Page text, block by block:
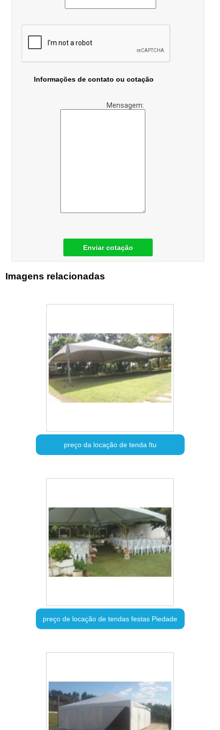
Informações de contato ou cotação
Mensagem:
Enviar cotação
Imagens relacionadas
preço da locação de tenda Itu
preço de locação de tendas festas Piedade